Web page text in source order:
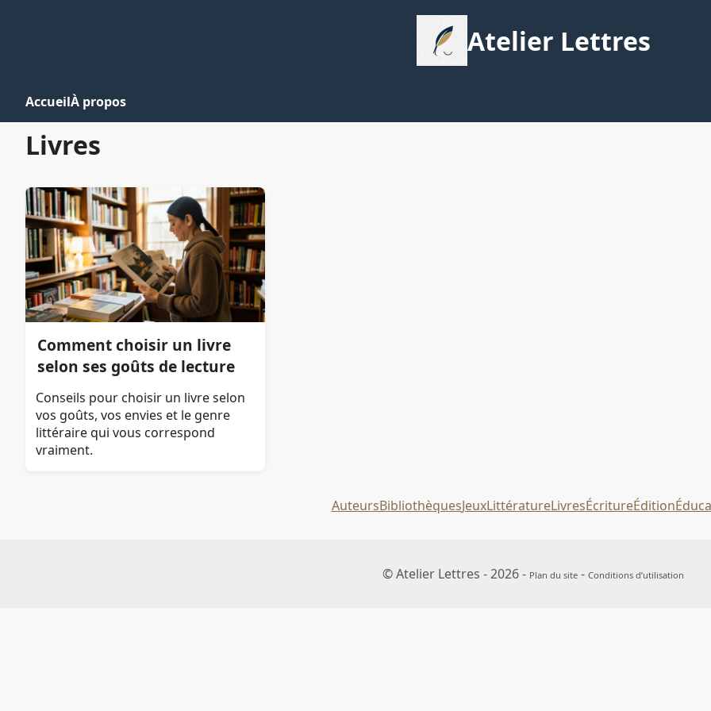
Atelier Lettres
AccueilÀ propos
Livres
Comment choisir un livre
selon ses goûts de lecture
Conseils pour choisir un livre selon
vos goûts, vos envies et le genre
littéraire qui vous correspond
vraiment.
AuteursBibliothèquesJeuxLittératureLivresÉcritureÉdition
© Atelier Lettres - 2026 - Plan du site - Conditions d’utilisation